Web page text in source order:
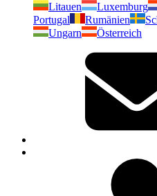
Litauen
Luxemburg
Portugal
Rumänien
Ungarn
Österreich